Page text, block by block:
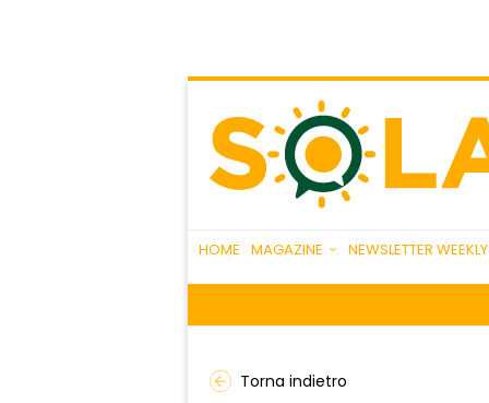
HOME MAGAZINE NEWSLETTER WEEKLY
Torna indietro